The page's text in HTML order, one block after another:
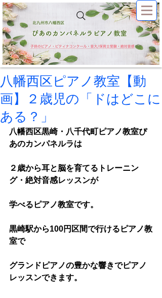
八幡西区ピアノ教室【動
画】２歳児の「ドはどこに
ある？」
八幡西区黒崎・八千代町ピアノ教室ぴ
あのカンパネルラは
２歳から耳と脳を育てるトレーニン
グ・絶対音感レッスンが
学べるピアノ教室です。
黒崎駅から100円区間で行けるピアノ教
室で
グランドピアノの豊かな響きでピアノ
レッスンできます。